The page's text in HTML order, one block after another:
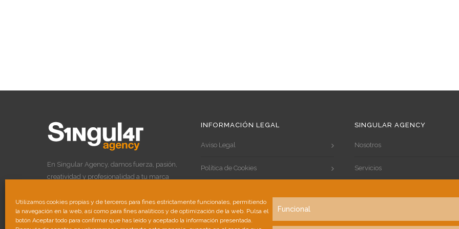
Utilizamos cookies propias y de terceros para fines estrictamente funcionales, permitiendo
la navegación en la web, así como para fines analíticos y de optimización de la web. Pulsa el
botón Aceptar todo para confirmar que has leído y aceptado la información presentada.
Funcional
En Singular Agency, damos fuerza, pasión,
creatividad y profesionalidad a tu marca
INFORMACIÓN LEGAL
Aviso Legal
Política de Cookies
SINGULAR AGENCY
Nosotros
Servicios